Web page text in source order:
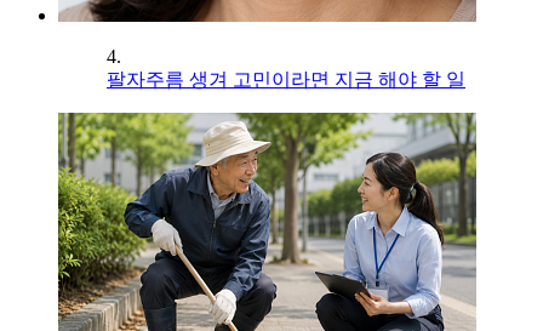
4.
팔자주름 생겨 고민이라면 지금 해야 할 일